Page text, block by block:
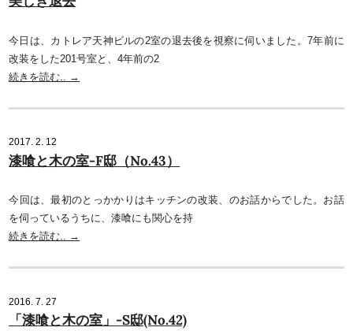
今日は、カトレア天神ビルの2室の退去後を視察に伺いました。7年前に
改装をした201号室と、4年前の2
続きを読む.. →
2017. 2. 12
漆喰と木の室-F邸（No.43）
今回は、最初のとっかかりはキッチンの改装、のお話からでした。お話
を伺っているうちに、漆喰にも関心を持
続きを読む.. →
2016. 7. 27
「漆喰と木の室」-S邸(No.42)